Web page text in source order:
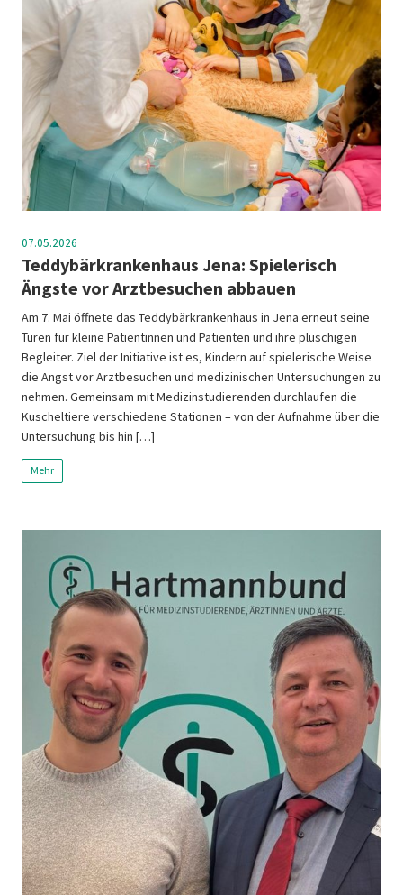
07.05.2026
Teddybärkrankenhaus Jena: Spielerisch
Ängste vor Arztbesuchen abbauen
Am 7. Mai öffnete das Teddybärkrankenhaus in Jena erneut seine
Türen für kleine Patientinnen und Patienten und ihre plüschigen
Begleiter. Ziel der Initiative ist es, Kindern auf spielerische Weise
die Angst vor Arztbesuchen und medizinischen Untersuchungen zu
nehmen. Gemeinsam mit Medizinstudierenden durchlaufen die
Kuscheltiere verschiedene Stationen – von der Aufnahme über die
Untersuchung bis hin […]
Mehr